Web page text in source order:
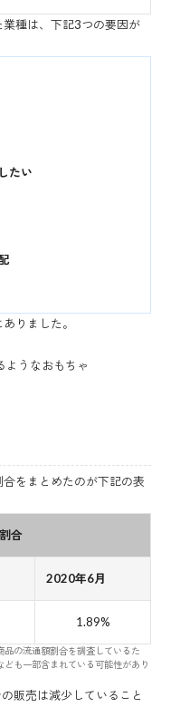
種は、下記3つの要因が
たい
りました。
ようなおもちゃ
をまとめたのが下記の表
合
2020年6月
1.89%
の流通額割合を調査しているた
も一部含まれている可能性があり
販売は減少していること